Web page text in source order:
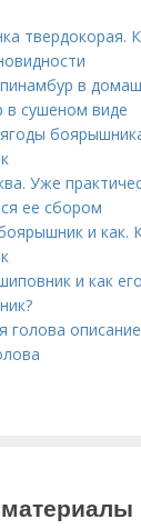
твердокорая.
в
в сушеном виде
Уже
ее сбором
и как.
и как
голова